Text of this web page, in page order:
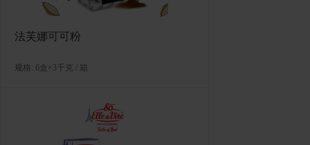
多焙乐蝴蝶形巧克力制品
法芙娜可可粉
规格: 6盒×3千克 / 箱